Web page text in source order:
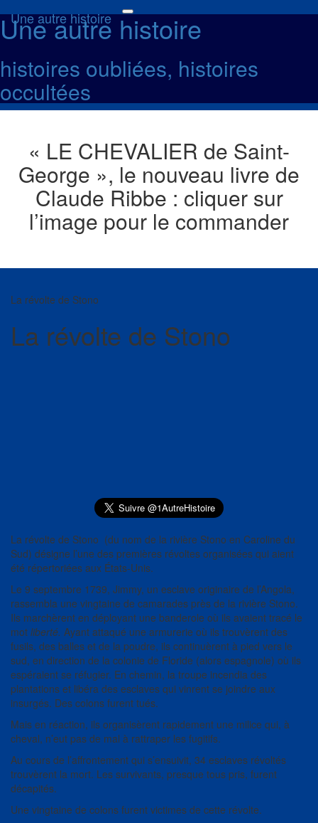
Toggle
navigation
Une autre histoire
Une autre histoire
histoires oubliées, histoires
occultées
« LE CHEVALIER de Saint-
George », le nouveau livre de
Claude Ribbe : cliquer sur
l’image pour le commander
La révolte de Stono
La révolte de Stono
La révolte de Stono (du nom de la rivière Stono en Caroline du
Sud) désigne l’une des premières révoltes organisées qui aient
été répertoriées aux États-Unis.
Le 9 septembre 1739, Jimmy, un esclave originaire de l’Angola,
rassembla une vingtaine de camarades près de la rivière Stono.
Ils marchèrent en déployant une banderole où ils avaient tracé le
mot liberté. Ayant attaqué une armurerie où ils trouvèrent des
fusils, des balles et de la poudre, ils continuèrent à pied vers le
sud, en direction de la colonie de Floride (alors espagnole) où ils
espéraient se réfugier. En chemin, la troupe incendia des
plantations et libéra des esclaves qui vinrent se joindre aux
insurgés. Des colons furent tués.
Mais en réaction, ils organisèrent rapidement une milice qui, à
cheval, n’eut pas de mal à rattraper les fugitifs.
Au cours de l’affrontement qui s’ensuivit, 34 esclaves révoltés
trouvèrent la mort. Les survivants, presque tous pris, furent
décapités.
Une vingtaine de colons furent victimes de cette révolte.